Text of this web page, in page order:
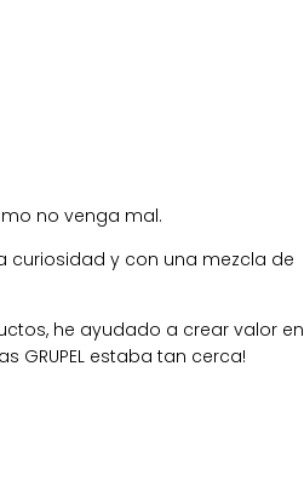
no venga mal.
curiosidad y con una mezcla de
he ayudado a crear valor en
GRUPEL estaba tan cerca!